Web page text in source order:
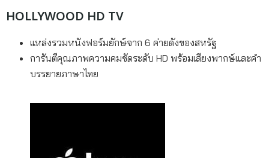
HOLLYWOOD HD TV
แหล่งรวมหนังฟอร์มยักษ์จาก 6 ค่ายดังของสหรัฐ
การันตีคุณภาพความคมชัดระดับ HD พร้อมเสียงพากษ์และคำ
บรรยายภาษาไทย